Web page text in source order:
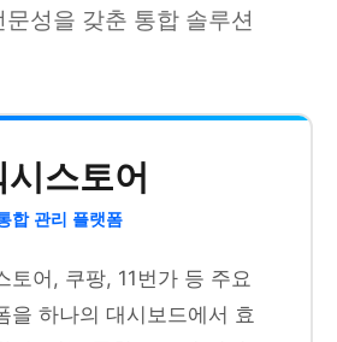
문성을 갖춘 통합 솔루션
스토어
합 관리 플랫폼
토어, 쿠팡, 11번가 등 주요
을 하나의 대시보드에서 효